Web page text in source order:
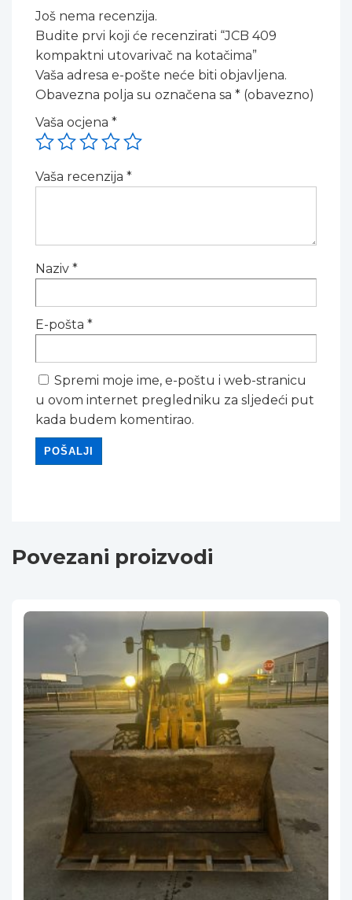
Još nema recenzija.
Budite prvi koji će recenzirati “JCB 409
kompaktni utovarivač na kotačima”
Vaša adresa e-pošte neće biti objavljena.
Obavezna polja su označena sa * (obavezno)
Vaša ocjena *
Vaša recenzija *
Naziv *
E-pošta *
Spremi moje ime, e-poštu i web-stranicu
u ovom internet pregledniku za sljedeći put
kada budem komentirao.
Povezani proizvodi